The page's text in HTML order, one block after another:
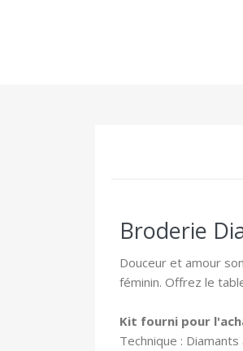
Broderie
Douceur et amour
féminin. Offrez le
Kit fourni pour
Technique :